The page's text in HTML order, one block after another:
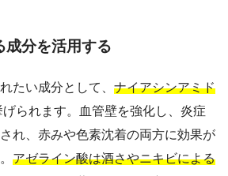
成分を活用する
たい成分として、 ナイアシンアミド
げられます。血管壁を強化し、炎症
れ、赤みや色素沈着の両方に効果が
アゼライン酸は酒さやニキビによる